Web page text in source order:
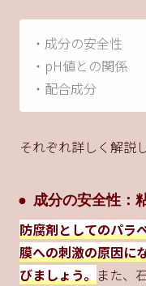
・成分の安全性
・pH値との関係
・配合成分
それぞれ詳しく解説
成分の安全性：
防腐剤としてのパラ
膜への刺激の原因に
びましょう。 また、